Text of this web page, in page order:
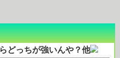
どっちが強いんや？他